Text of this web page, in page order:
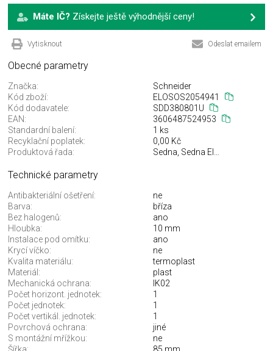
Máte IČ? Získejte ještě výhodnější ceny!
Vytisknout Odeslat emailem
Obecné parametry
Značka:
Schneider
Kód zboží:
ELOSOS2054941
Kód dodavatele:
SDD380801U
EAN:
3606487524953
Standardní balení:
1 ks
Recyklační poplatek:
0,00 Kč
Produktová řada:
Sedna, Sedna Elements
Technické parametry
Antibakteriální ošetření:
ne
Barva:
bříza
Bez halogenů:
ano
Hloubka:
10 mm
Instalace pod omítku:
ano
Krycí víčko:
ne
Kvalita materiálu:
termoplast
Materiál:
plast
Mechanická ochrana:
IK02
Počet horizont. jednotek:
1
Počet jednotek:
1
Počet vertikál. jednotek:
1
Povrchová ochrana:
jiné
S montážní mřížkou:
ne